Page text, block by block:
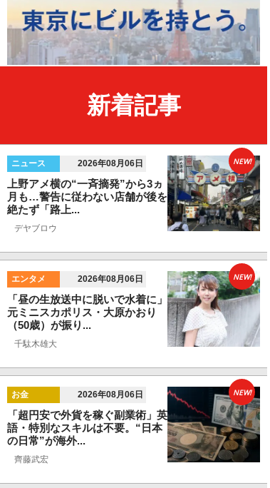
新着記事
ニュース 2026年08月06日
上野アメ横の“一斉摘発”から3ヵ
月も…警告に従わない店舗が後を
絶たず「路上...
デヤブロウ
NEW!
エンタメ 2026年08月06日
「昼の生放送中に脱いで水着に」
元ミニスカポリス・大原かおり
（50歳）が振り...
千駄木雄大
NEW!
お金 2026年08月06日
「超円安で外貨を稼ぐ副業術」英
語・特別なスキルは不要。“日本
の日常”が海外...
齊藤武宏
NEW!